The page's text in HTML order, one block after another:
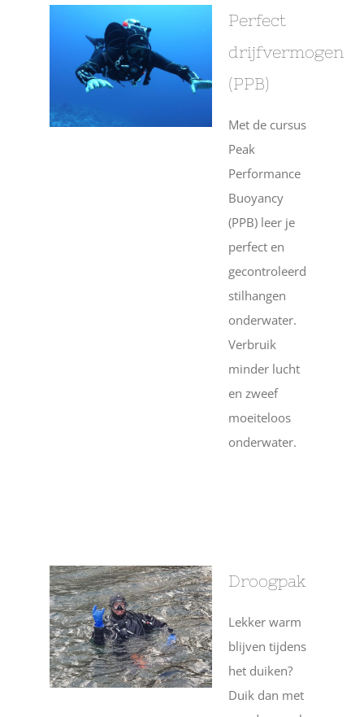
Perfect
drijfvermogen
(PPB)
Met de cursus
Peak
Performance
Buoyancy
(PPB) leer je
perfect en
gecontroleerd
stilhangen
onderwater.
Verbruik
minder lucht
en zweef
moeiteloos
onderwater.
Droogpak
Lekker warm
blijven tijdens
het duiken?
Duik dan met